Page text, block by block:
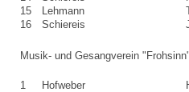
15
Lehmann
16
Schiereis
Musik- und Gesangverein "Frohsinn"
1 Hofweber